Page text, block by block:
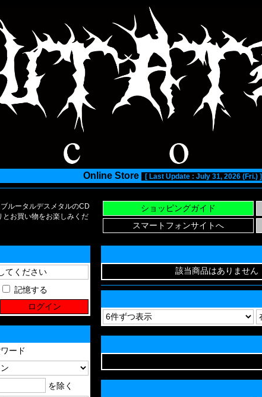
Online Store [ Last Update : July 31, 2026 (Fri.) ]
ルータルデスメタルのCD
お買い物をお楽しみくだ
記憶する
ード
を除く
該当商品はありません